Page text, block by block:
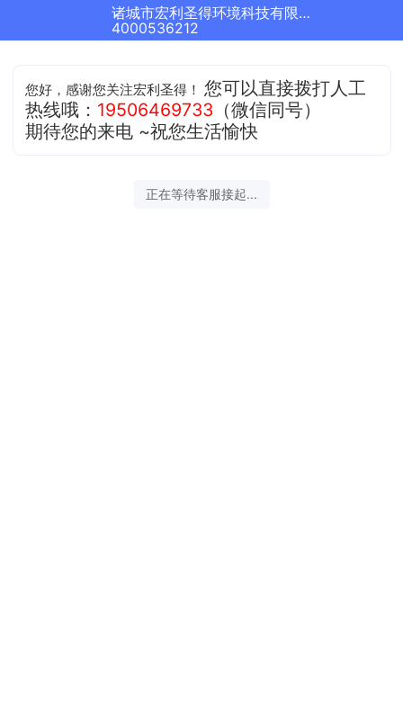
诸城市宏利圣得环境科技有限公司正在为您服务
4000536212
您好，感谢您关注宏利圣得！您可以直接拨打人工
热线哦： 19506469733 （微信同号）
期待您的来电 ~祝您生活愉快
正在等待客服接起...